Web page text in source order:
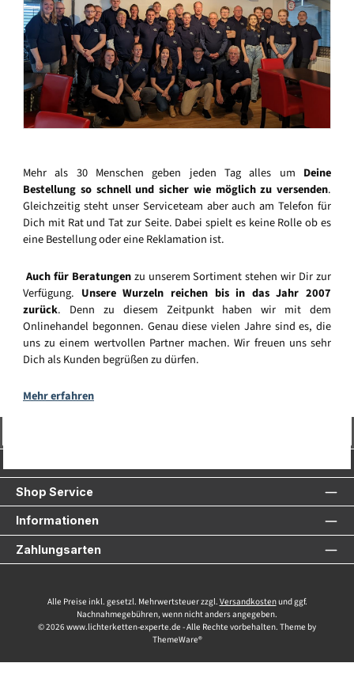
Mehr als 30 Menschen geben jeden Tag alles um Deine
Bestellung so schnell und sicher wie möglich zu versenden.
Gleichzeitig steht unser Serviceteam aber auch am Telefon für
Dich mit Rat und Tat zur Seite. Dabei spielt es keine Rolle ob es
eine Bestellung oder eine Reklamation ist.
Auch für Beratungenzu unserem Sortiment stehen wir Dir zur
Verfügung. Unsere Wurzeln reichen bis in das Jahr 2007
zurück. Denn zu diesem Zeitpunkt haben wir mit dem
Onlinehandel begonnen. Genau diese vielen Jahre sind es, die
uns zu einem wertvollen Partner machen. Wir freuen uns sehr
Dich als Kunden begrüßen zu dürfen.
Mehr erfahren
Shop Service
Informationen
Zahlungsarten
Alle Preise inkl. gesetzl. Mehrwertsteuer zzgl. Versandkostenund ggf.
Nachnahmegebühren, wenn nicht anders angegeben.
© 2026 www.lichterketten-experte.de - Alle Rechte vorbehalten. Theme by
ThemeWare®